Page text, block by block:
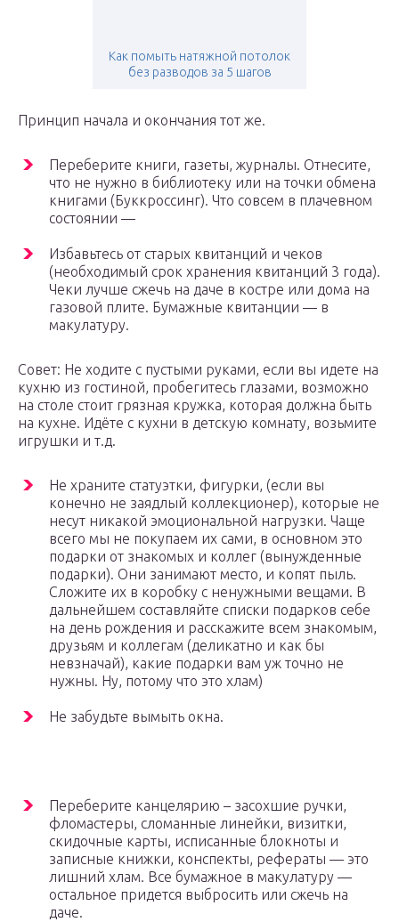
Как помыть натяжной потолок
без разводов за 5 шагов
Принцип начала и окончания тот же.
Переберите книги, газеты, журналы. Отнесите,
что не нужно в библиотеку или на точки обмена
книгами (Буккроссинг). Что совсем в плачевном
состоянии —
Избавьтесь от старых квитанций и чеков
(необходимый срок хранения квитанций 3 года).
Чеки лучше сжечь на даче в костре или дома на
газовой плите. Бумажные квитанции — в
макулатуру.
Совет: Не ходите с пустыми руками, если вы идете на
кухню из гостиной, пробегитесь глазами, возможно
на столе стоит грязная кружка, которая должна быть
на кухне. Идёте с кухни в детскую комнату, возьмите
игрушки и т.д.
Не храните статуэтки, фигурки, (если вы
конечно не заядлый коллекционер), которые не
несут никакой эмоциональной нагрузки. Чаще
всего мы не покупаем их сами, в основном это
подарки от знакомых и коллег (вынужденные
подарки). Они занимают место, и копят пыль.
Сложите их в коробку с ненужными вещами. В
дальнейшем составляйте списки подарков себе
на день рождения и расскажите всем знакомым,
друзьям и коллегам (деликатно и как бы
невзначай), какие подарки вам уж точно не
нужны. Ну, потому что это хлам)
Не забудьте вымыть окна.
Переберите канцелярию – засохшие ручки,
фломастеры, сломанные линейки, визитки,
скидочные карты, исписанные блокноты и
записные книжки, конспекты, рефераты — это
лишний хлам. Все бумажное в макулатуру —
остальное придется выбросить или сжечь на
даче.